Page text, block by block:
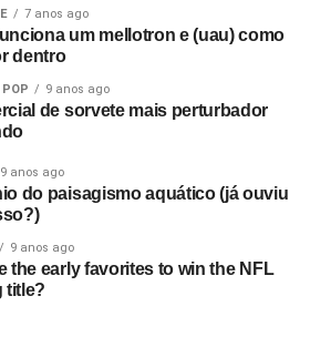
7 anos ago
um mellotron e (uau) como
dentro
9 anos ago
de sorvete mais perturbador
9 anos ago
do paisagismo aquático (já ouviu
9 anos ago
the early favorites to win the NFL
title?